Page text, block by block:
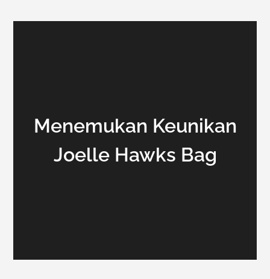
Menemukan Keunikan
Joelle Hawks Bag